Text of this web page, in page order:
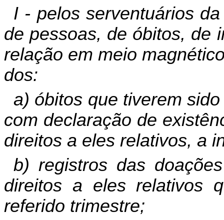
I - pelos serventuários
de pessoas, de óbitos, de
relação em meio
dos:
a) óbitos que tiverem
com declaração de
direitos a eles relativos, a
b) registros das
direitos a eles relativos
referido trimestre;